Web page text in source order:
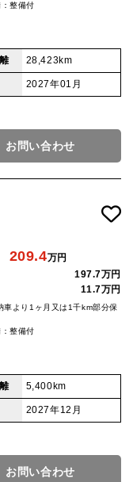
：整備付
28,423km
2027年01月
お問い合わせ
209.4万円
197.7万円
11.7万円
車より1ヶ月又は1千km部分保
：整備付
5,400km
2027年12月
お問い合わせ